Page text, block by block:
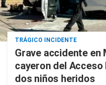
TRÁGICO INCIDENTE
Grave accidente en
cayeron del Acceso
dos niños heridos